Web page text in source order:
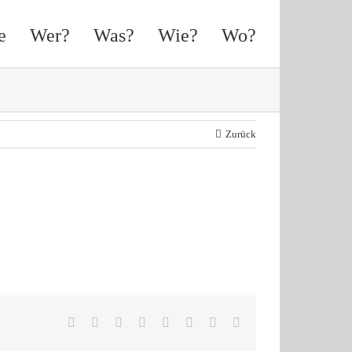
Wer? Was? Wie? Wo?
Zurück
Facebook Reddit LinkedIn
TumblrPinterest